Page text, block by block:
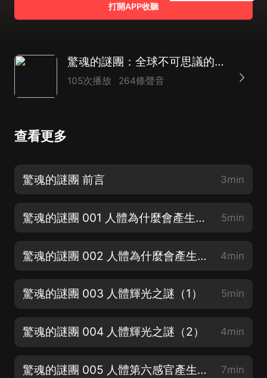
打開APP收聽
驚魂的謎團：全球不可思議的未解之謎 | 懸疑
105次播放 264條聲音
查看更多
驚魂的謎團 前言 3min
驚魂的謎團 001 人體為什麼會產生自燃現象（1） 5min
驚魂的謎團 002 人體為什麼會產生自燃現象（2） 4min
驚魂的謎團 003 人體輝光之謎（1） 5min
驚魂的謎團 004 人體輝光之謎（2） 4min
驚魂的謎團 005 人體第六感官產生之謎 7min